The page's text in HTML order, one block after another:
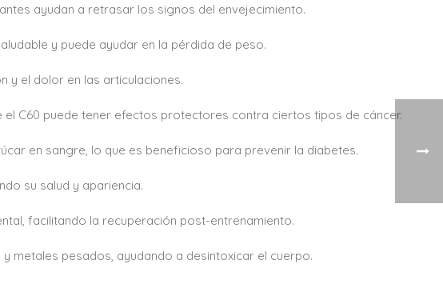
ayudan a retrasar los signos del envejecimiento.
y puede ayudar en la pérdida de peso.
y el dolor en las articulaciones.
el C60 puede tener efectos protectores contra ciertos tipos de cáncer.
en sangre, lo que es beneficioso para prevenir la diabetes.
su salud y apariencia.
facilitando la recuperación post-entrenamiento.
metales pesados, ayudando a desintoxicar el cuerpo.